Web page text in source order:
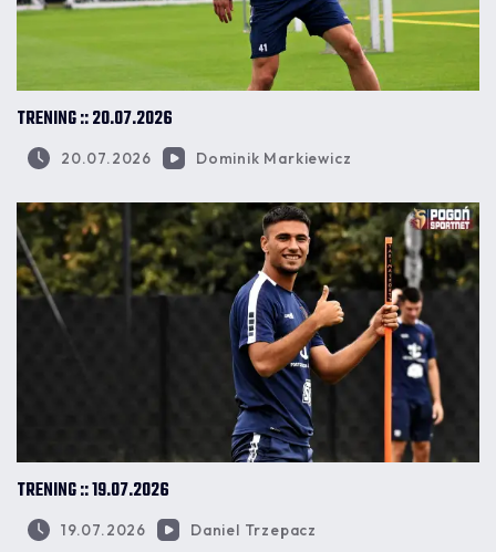
TRENING :: 20.07.2026
20.07.2026 Dominik Markiewicz
TRENING :: 19.07.2026
19.07.2026 Daniel Trzepacz